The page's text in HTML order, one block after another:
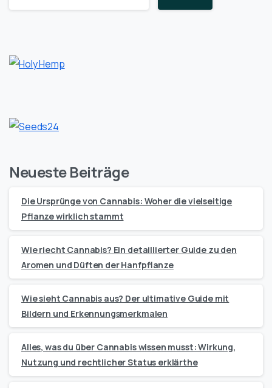
Neueste Beiträge
Die Ursprünge von Cannabis: Woher die vielseitige
Pflanze wirklich stammt
Wie riecht Cannabis? Ein detaillierter Guide zu den
Aromen und Düften der Hanfpflanze
Wie sieht Cannabis aus? Der ultimative Guide mit
Bildern und Erkennungsmerkmalen
Alles, was du über Cannabis wissen musst: Wirkung,
Nutzung und rechtlicher Status erklärthe